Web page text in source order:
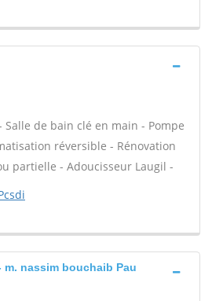
de bain clé en main - Pompe
réversible - Rénovation
partielle - Adoucisseur Laugil -
m. nassim bouchaib Pau